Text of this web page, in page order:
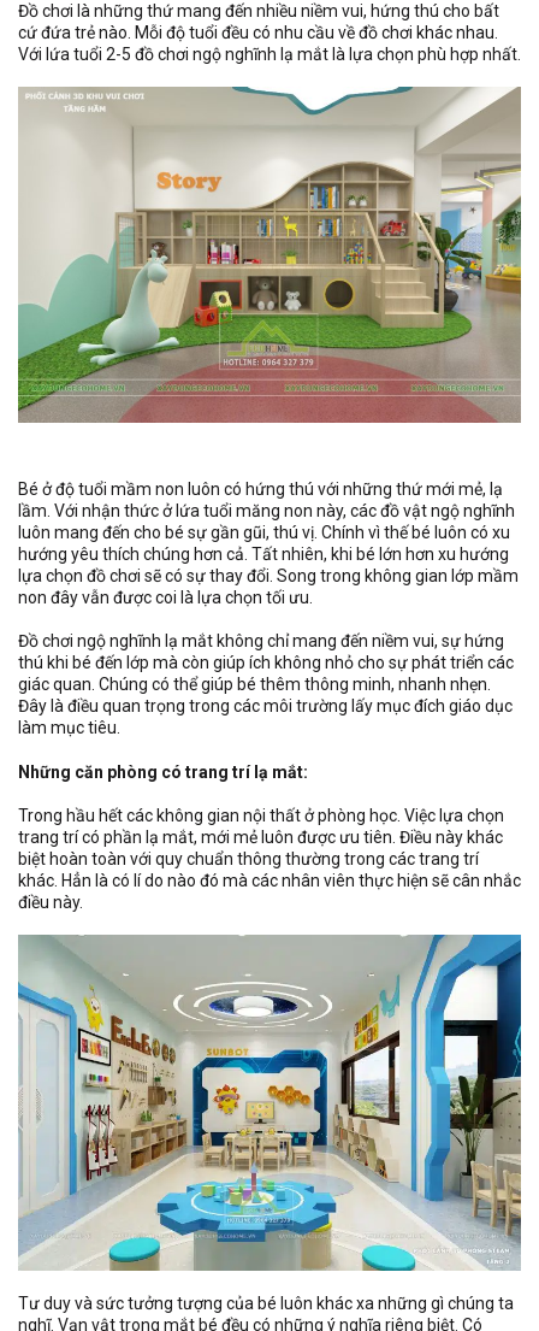
Đồ chơi là những thứ mang đến nhiều niềm vui, hứng thú cho bất
cứ đứa trẻ nào. Mỗi độ tuổi đều có nhu cầu về đồ chơi khác nhau.
Với lứa tuổi 2-5 đồ chơi ngộ nghĩnh lạ mắt là lựa chọn phù hợp nhất.
Bé ở độ tuổi mầm non luôn có hứng thú với những thứ mới mẻ, lạ
lầm. Với nhận thức ở lứa tuổi măng non này, các đồ vật ngộ nghĩnh
luôn mang đến cho bé sự gần gũi, thú vị. Chính vì thế bé luôn có xu
hướng yêu thích chúng hơn cả. Tất nhiên, khi bé lớn hơn xu hướng
lựa chọn đồ chơi sẽ có sự thay đổi. Song trong không gian lớp mầm
non đây vẫn được coi là lựa chọn tối ưu.
Đồ chơi ngộ nghĩnh lạ mắt không chỉ mang đến niềm vui, sự hứng
thú khi bé đến lớp mà còn giúp ích không nhỏ cho sự phát triển các
giác quan. Chúng có thể giúp bé thêm thông minh, nhanh nhẹn.
Đây là điều quan trọng trong các môi trường lấy mục đích giáo dục
làm mục tiêu.
Những căn phòng có trang trí lạ mắt:
Trong hầu hết các không gian nội thất ở phòng học. Việc lựa chọn
trang trí có phần lạ mắt, mới mẻ luôn được ưu tiên. Điều này khác
biệt hoàn toàn với quy chuẩn thông thường trong các trang trí
khác. Hẳn là có lí do nào đó mà các nhân viên thực hiện sẽ cân nhắc
điều này.
Tư duy và sức tưởng tượng của bé luôn khác xa những gì chúng ta
nghĩ. Vạn vật trong mắt bé đều có những ý nghĩa riêng biệt. Có